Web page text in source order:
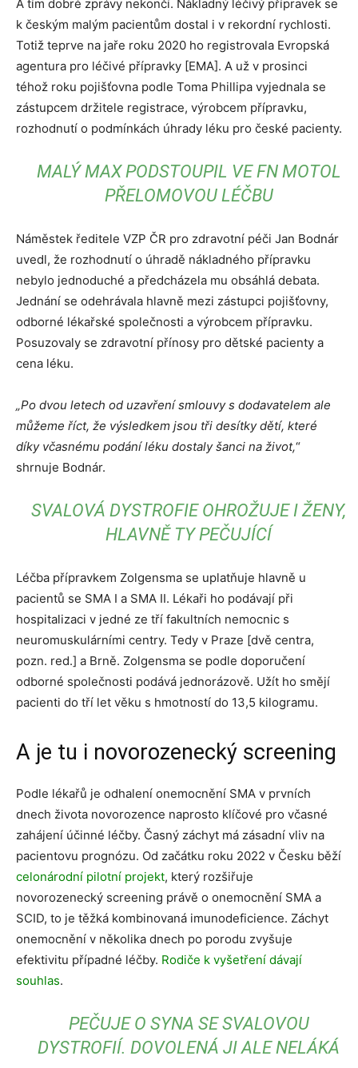
A tím dobré zprávy nekončí. Nákladný léčivý přípravek se
k českým malým pacientům dostal i v rekordní rychlosti.
Totiž teprve na jaře roku 2020 ho registrovala Evropská
agentura pro léčivé přípravky [EMA]. A už v prosinci
téhož roku pojišťovna podle Toma Phillipa vyjednala se
zástupcem držitele registrace, výrobcem přípravku,
rozhodnutí o podmínkách úhrady léku pro české pacienty.
MALÝ MAX PODSTOUPIL VE FN MOTOL
PŘELOMOVOU LÉČBU
Náměstek ředitele VZP ČR pro zdravotní péči Jan Bodnár
uvedl, že rozhodnutí o úhradě nákladného přípravku
nebylo jednoduché a předcházela mu obsáhlá debata.
Jednání se odehrávala hlavně mezi zástupci pojišťovny,
odborné lékařské společnosti a výrobcem přípravku.
Posuzovaly se zdravotní přínosy pro dětské pacienty a
cena léku.
„Po dvou letech od uzavření smlouvy s dodavatelem ale
můžeme říct, že výsledkem jsou tři desítky dětí, které
díky včasnému podání léku dostaly šanci na život,“
shrnuje Bodnár.
SVALOVÁ DYSTROFIE OHROŽUJE I ŽENY,
HLAVNĚ TY PEČUJÍCÍ
Léčba přípravkem Zolgensma se uplatňuje hlavně u
pacientů se SMA I a SMA II. Lékaři ho podávají při
hospitalizaci v jedné ze tří fakultních nemocnic s
neuromuskulárními centry. Tedy v Praze [dvě centra,
pozn. red.] a Brně. Zolgensma se podle doporučení
odborné společnosti podává jednorázově. Užít ho smějí
pacienti do tří let věku s hmotností do 13,5 kilogramu.
A je tu i novorozenecký screening
Podle lékařů je odhalení onemocnění SMA v prvních
dnech života novorozence naprosto klíčové pro včasné
zahájení účinné léčby. Časný záchyt má zásadní vliv na
pacientovu prognózu. Od začátku roku 2022 v Česku běží
celonárodní pilotní projekt, který rozšiřuje
novorozenecký screening právě o onemocnění SMA a
SCID, to je těžká kombinovaná imunodeficience. Záchyt
onemocnění v několika dnech po porodu zvyšuje
efektivitu případné léčby. Rodiče k vyšetření dávají
souhlas.
PEČUJE O SYNA SE SVALOVOU
DYSTROFIÍ. DOVOLENÁ JI ALE NELÁKÁ